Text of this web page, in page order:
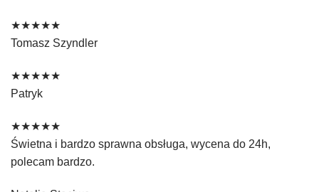
★★★★★
Tomasz Szyndler
★★★★★
Patryk
★★★★★
Świetna i bardzo sprawna obsługa, wycena do 24h,
polecam bardzo.